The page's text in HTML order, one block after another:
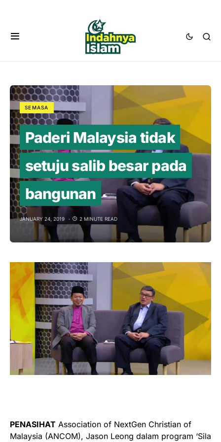
SEMASA
Paderi Malaysia tidak
setuju salib besar pada
bangunan
JANUARY 24, 2019 2 MINUTE READ
PENASIHAT Association of NextGen Christian of
Malaysia (ANCOM), Jason Leong dalam program ‘Sila